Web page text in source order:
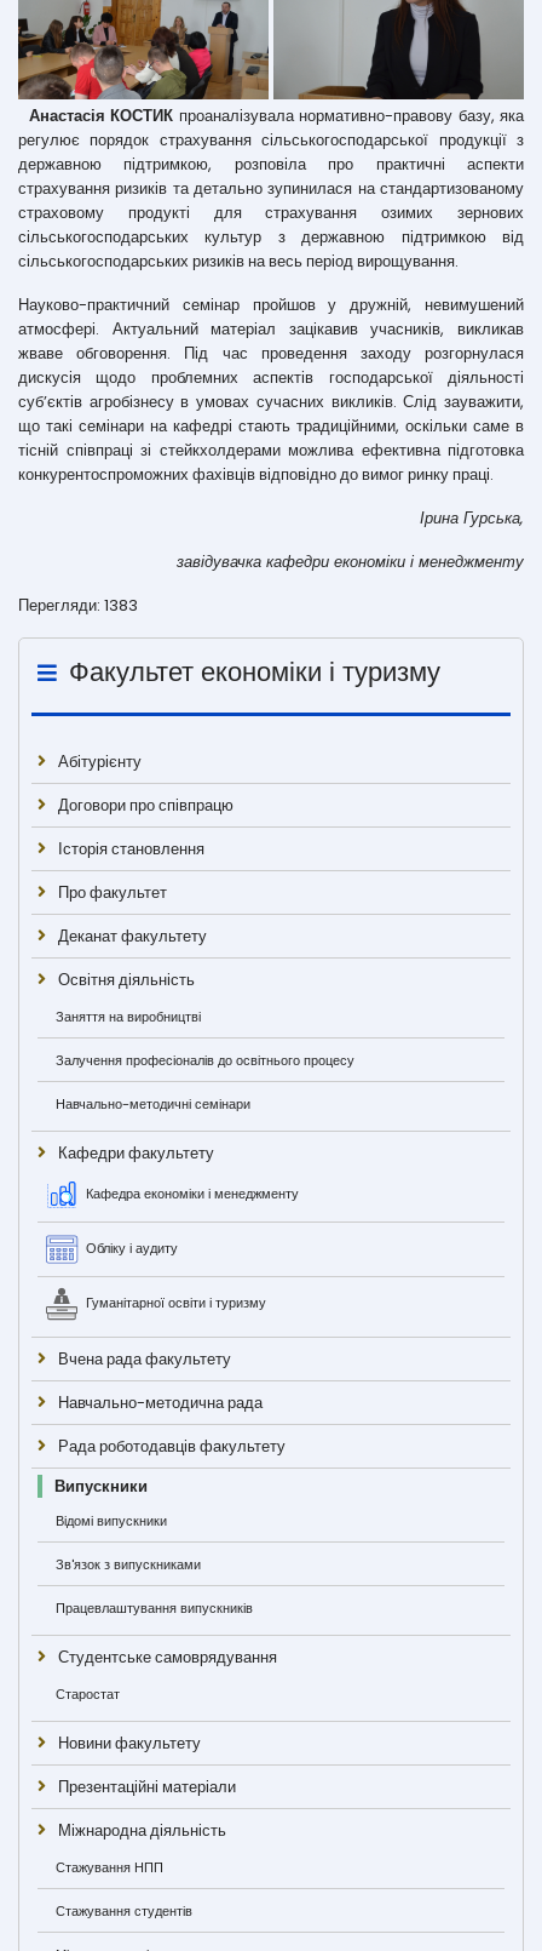
Анастасія КОСТИК проаналізувала нормативно-правову базу, яка
регулює порядок страхування сільськогосподарської продукції з
державною підтримкою, розповіла про практичні аспекти
страхування ризиків та детально зупинилася на стандартизованому
страховому продукті для страхування озимих зернових
сільськогосподарських культур з державною підтримкою від
сільськогосподарських ризиків на весь період вирощування.
Науково-практичний семінар пройшов у дружній, невимушений
атмосфері. Актуальний матеріал зацікавив учасників, викликав
жваве обговорення. Під час проведення заходу розгорнулася
дискусія щодо проблемних аспектів господарської діяльності
суб’єктів агробізнесу в умовах сучасних викликів. Слід зауважити,
що такі семінари на кафедрі стають традиційними, оскільки саме в
тісній співпраці зі стейкхолдерами можлива ефективна підготовка
конкурентоспроможних фахівців відповідно до вимог ринку праці.
Ірина Гурська,
завідувачка кафедри економіки і менеджменту
Перегляди: 1383
Факультет економіки і туризму
Абітурієнту
Договори про співпрацю
Історія становлення
Про факультет
Деканат факультету
Освітня діяльність
Заняття на виробництві
Залучення професіоналів до освітнього процесу
Навчально-методичні семінари
Кафедри факультету
Кафедра економіки і менеджменту
Обліку і аудиту
Гуманітарної освіти і туризму
Вчена рада факультету
Навчально-методична рада
Рада роботодавців факультету
Випускники
Відомі випускники
Зв'язок з випускниками
Працевлаштування випускників
Студентське самоврядування
Старостат
Новини факультету
Презентаційні матеріали
Міжнародна діяльність
Стажування НПП
Стажування студентів